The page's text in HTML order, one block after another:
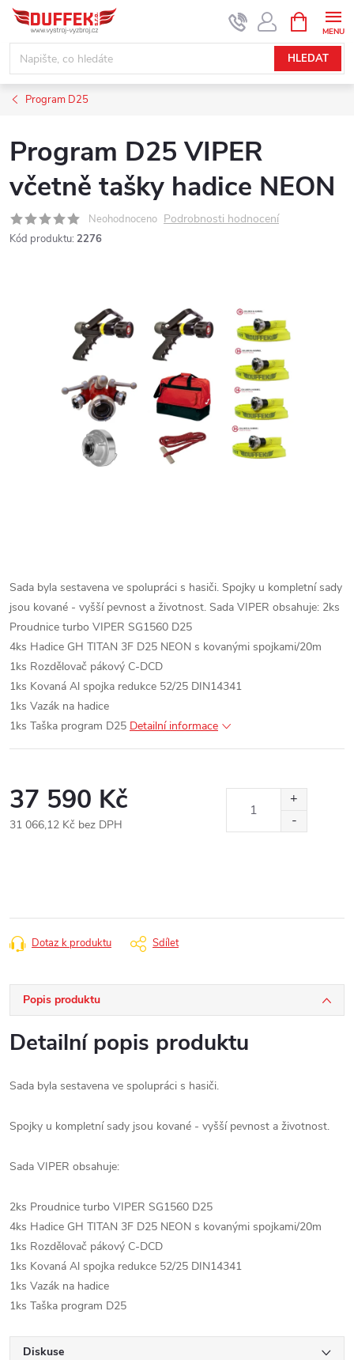
Přejít
obsah
HLEDAT
NÁKUPNÍ
KOŠÍK
Program D25
Program D25 VIPER
včetně tašky hadice NEON
Neohodnoceno Podrobnosti hodnocení
Kód produktu: 2276
Sada byla sestavena ve spolupráci s hasiči. Spojky u kompletní sady
jsou kované - vyšší pevnost a životnost. Sada VIPER obsahuje: 2ks
Proudnice turbo VIPER SG1560 D25
4ks Hadice GH TITAN 3F D25 NEON s kovanými spojkami/20m
1ks Rozdělovač pákový C-DCD
1ks Kovaná Al spojka redukce 52/25 DIN14341
1ks Vazák na hadice
1ks Taška program D25 Detailní informace
37 590 Kč
31 066,12 Kč bez DPH
Dotaz k produktu Sdílet
Popis produktu
Detailní popis produktu
Sada byla sestavena ve spolupráci s hasiči.
Spojky u kompletní sady jsou kované - vyšší pevnost a životnost.
Sada VIPER obsahuje:
2ks Proudnice turbo VIPER SG1560 D25
4ks Hadice GH TITAN 3F D25 NEON s kovanými spojkami/20m
1ks Rozdělovač pákový C-DCD
1ks Kovaná Al spojka redukce 52/25 DIN14341
1ks Vazák na hadice
1ks Taška program D25
Diskuse